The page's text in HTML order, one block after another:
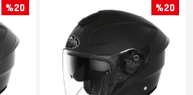
%20 %20